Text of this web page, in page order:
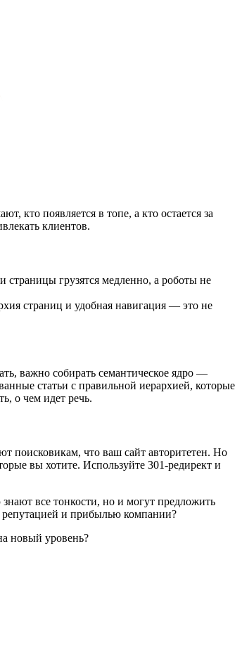
кто появляется в топе, а кто остается за
клиентов.
грузятся медленно, а роботы не
страниц и удобная навигация — это не
важно собирать семантическое ядро —
статьи с правильной иерархией, которые
о чем идет речь.
поисковикам, что ваш сайт авторитетен. Но
вы хотите. Используйте 301-редирект и
все тонкости, но и могут предложить
репутацией и прибылью компании?
новый уровень?